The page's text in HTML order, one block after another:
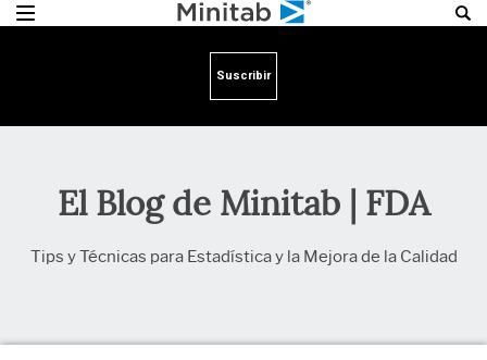
Suscribir
El Blog de Minitab | FDA
Tips y Técnicas para Estadística y la Mejora de la Calidad